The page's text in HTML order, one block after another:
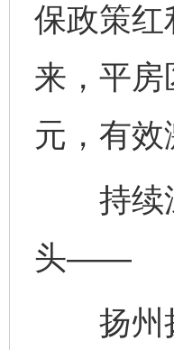
保政策红
来，平
元，有
持续深
头——
扬州扬